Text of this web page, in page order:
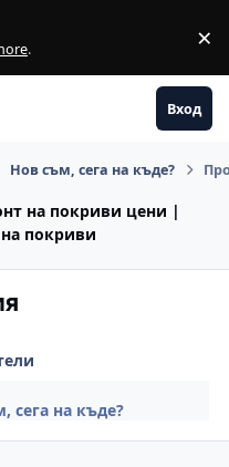
. ×
Вход
Нов съм, сега на къде?
на покриви цени |
покриви
сега на къде?